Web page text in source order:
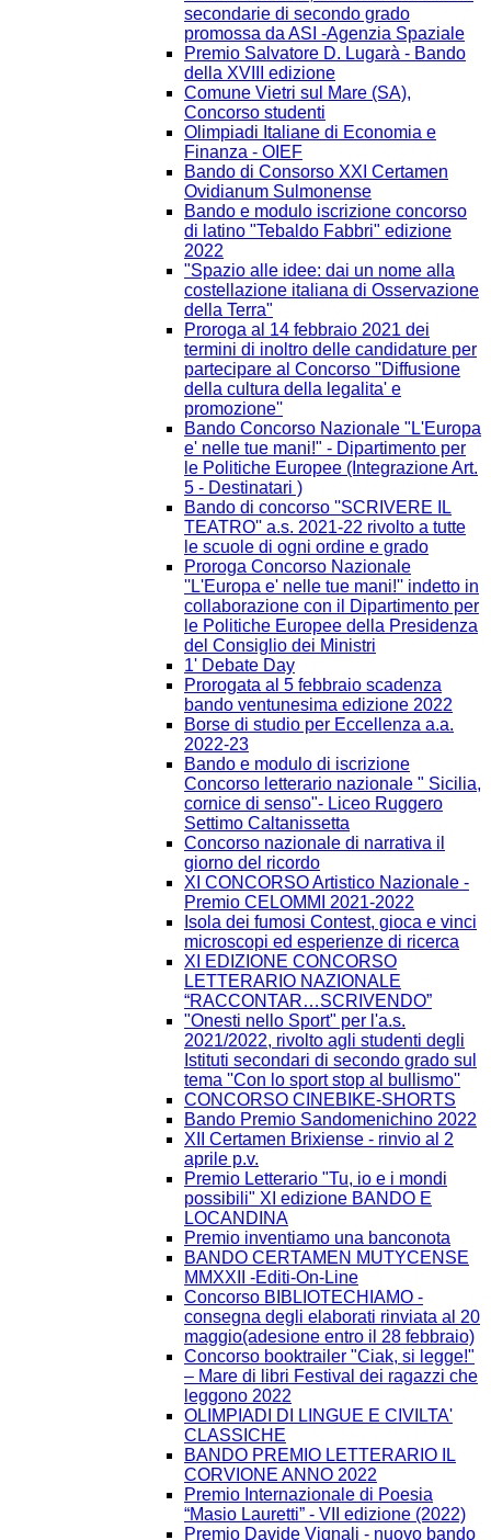
secondarie di secondo grado
promossa da ASI -Agenzia Spaziale
Premio Salvatore D. Lugarà - Bando
della XVIII edizione
Comune Vietri sul Mare (SA),
Concorso studenti
Olimpiadi Italiane di Economia e
Finanza - OIEF
Bando di Consorso XXI Certamen
Ovidianum Sulmonense
Bando e modulo iscrizione concorso
di latino "Tebaldo Fabbri" edizione
2022
"Spazio alle idee: dai un nome alla
costellazione italiana di Osservazione
della Terra"
Proroga al 14 febbraio 2021 dei
termini di inoltro delle candidature per
partecipare al Concorso ''Diffusione
della cultura della legalita' e
promozione''
Bando Concorso Nazionale "L'Europa
e' nelle tue mani!" - Dipartimento per
le Politiche Europee (Integrazione Art.
5 - Destinatari )
Bando di concorso ''SCRIVERE IL
TEATRO'' a.s. 2021-22 rivolto a tutte
le scuole di ogni ordine e grado
Proroga Concorso Nazionale
''L'Europa e' nelle tue mani!'' indetto in
collaborazione con il Dipartimento per
le Politiche Europee della Presidenza
del Consiglio dei Ministri
1' Debate Day
Prorogata al 5 febbraio scadenza
bando ventunesima edizione 2022
Borse di studio per Eccellenza a.a.
2022-23
Bando e modulo di iscrizione
Concorso letterario nazionale " Sicilia,
cornice di senso"- Liceo Ruggero
Settimo Caltanissetta
Concorso nazionale di narrativa il
giorno del ricordo
XI CONCORSO Artistico Nazionale -
Premio CELOMMI 2021-2022
Isola dei fumosi Contest, gioca e vinci
microscopi ed esperienze di ricerca
XI EDIZIONE CONCORSO
LETTERARIO NAZIONALE
“RACCONTAR…SCRIVENDO”
"Onesti nello Sport" per l'a.s.
2021/2022, rivolto agli studenti degli
Istituti secondari di secondo grado sul
tema ''Con lo sport stop al bullismo''
CONCORSO CINEBIKE-SHORTS
Bando Premio Sandomenichino 2022
XII Certamen Brixiense - rinvio al 2
aprile p.v.
Premio Letterario "Tu, io e i mondi
possibili" XI edizione BANDO E
LOCANDINA
Premio inventiamo una banconota
BANDO CERTAMEN MUTYCENSE
MMXXII -Editi-On-Line
Concorso BIBLIOTECHIAMO -
consegna degli elaborati rinviata al 20
maggio(adesione entro il 28 febbraio)
Concorso booktrailer "Ciak, si legge!"
– Mare di libri Festival dei ragazzi che
leggono 2022
OLIMPIADI DI LINGUE E CIVILTA'
CLASSICHE
BANDO PREMIO LETTERARIO IL
CORVIONE ANNO 2022
Premio Internazionale di Poesia
“Masio Lauretti” - VII edizione (2022)
Premio Davide Vignali - nuovo bando